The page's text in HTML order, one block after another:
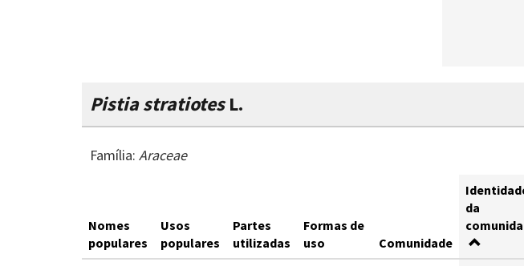
Pistia stratiotesL.
Família: Araceae
Nomes
populares
Usos
populares
Partes
utilizadas
Formas de
uso
Comunidade
da